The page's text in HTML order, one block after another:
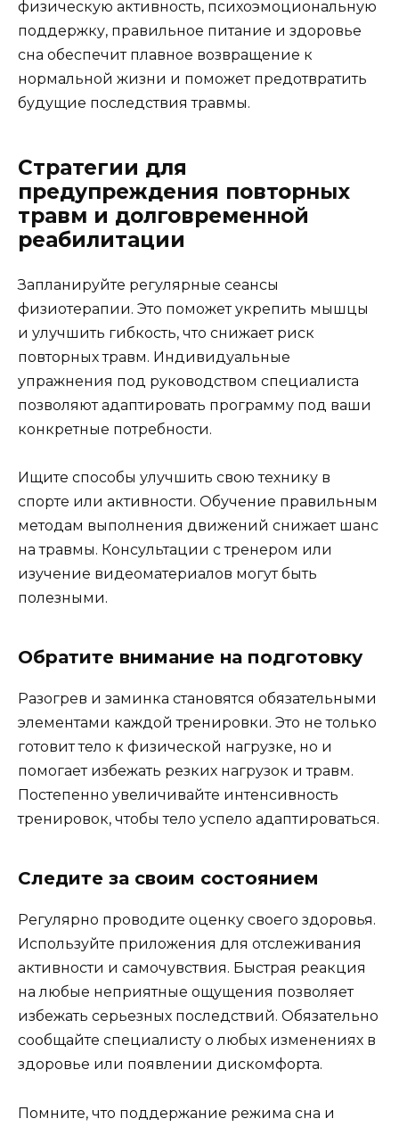
физическую активность, психоэмоциональную
поддержку, правильное питание и здоровье
сна обеспечит плавное возвращение к
нормальной жизни и поможет предотвратить
будущие последствия травмы.
Стратегии для
предупреждения повторных
травм и долговременной
реабилитации
Запланируйте регулярные сеансы
физиотерапии. Это поможет укрепить мышцы
и улучшить гибкость, что снижает риск
повторных травм. Индивидуальные
упражнения под руководством специалиста
позволяют адаптировать программу под ваши
конкретные потребности.
Ищите способы улучшить свою технику в
спорте или активности. Обучение правильным
методам выполнения движений снижает шанс
на травмы. Консультации с тренером или
изучение видеоматериалов могут быть
полезными.
Обратите внимание на подготовку
Разогрев и заминка становятся обязательными
элементами каждой тренировки. Это не только
готовит тело к физической нагрузке, но и
помогает избежать резких нагрузок и травм.
Постепенно увеличивайте интенсивность
тренировок, чтобы тело успело адаптироваться.
Следите за своим состоянием
Регулярно проводите оценку своего здоровья.
Используйте приложения для отслеживания
активности и самочувствия. Быстрая реакция
на любые неприятные ощущения позволяет
избежать серьезных последствий. Обязательно
сообщайте специалисту о любых изменениях в
здоровье или появлении дискомфорта.
Помните, что поддержание режима сна и